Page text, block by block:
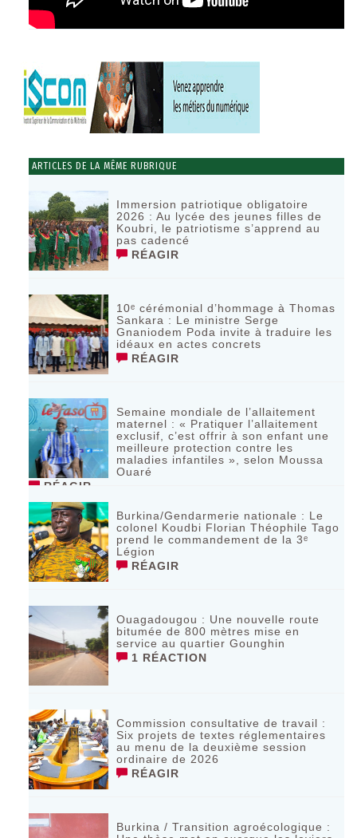
ARTICLES DE LA MÊME RUBRIQUE
Immersion patriotique obligatoire
2026 : Au lycée des jeunes filles de
Koubri, le patriotisme s’apprend au
pas cadencé
RÉAGIR
10ᵉ cérémonial d’hommage à Thomas
Sankara : Le ministre Serge
Gnaniodem Poda invite à traduire les
idéaux en actes concrets
RÉAGIR
Semaine mondiale de l’allaitement
maternel : « Pratiquer l’allaitement
exclusif, c’est offrir à son enfant une
meilleure protection contre les
maladies infantiles », selon Moussa
Ouaré
RÉAGIR
Burkina/Gendarmerie nationale : Le
colonel Koudbi Florian Théophile Tago
prend le commandement de la 3ᵉ
Légion
RÉAGIR
Ouagadougou : Une nouvelle route
bitumée de 800 mètres mise en
service au quartier Gounghin
1 RÉACTION
Commission consultative de travail :
Six projets de textes réglementaires
au menu de la deuxième session
ordinaire de 2026
RÉAGIR
Burkina / Transition agroécologique :